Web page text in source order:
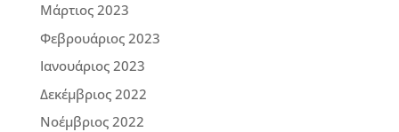
Μάρτιος 2023
Φεβρουάριος 2023
Ιανουάριος 2023
Δεκέμβριος 2022
Νοέμβριος 2022